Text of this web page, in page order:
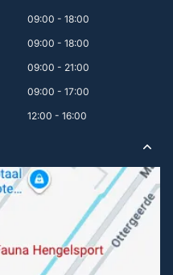
09:00 - 18:00
09:00 - 18:00
09:00 - 21:00
09:00 - 17:00
12:00 - 16:00